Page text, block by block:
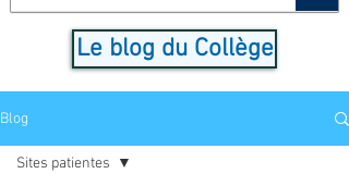
Le blog du Collège
Blog
Sites patientes